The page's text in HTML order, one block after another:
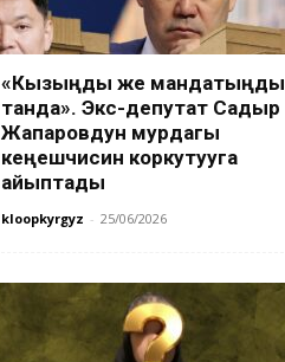
«Кызыңды же мандатыңды
танда». Экс-депутат Садыр
Жапаровдун мурдагы
кеңешчисин коркутууга
айыптады
kloopkyrgyz - 25/06/2026